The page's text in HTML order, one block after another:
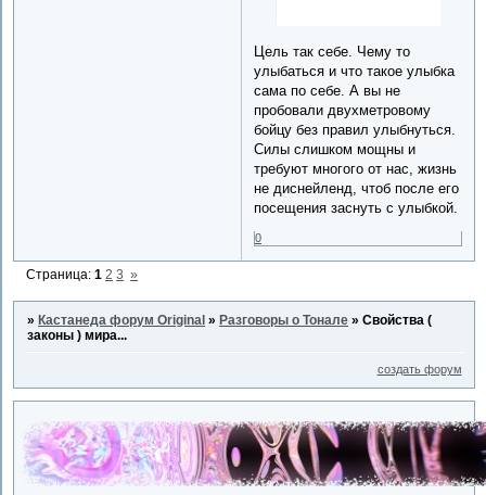
Цель так себе. Чему то
улыбаться и что такое улыбка
сама по себе. А вы не
пробовали двухметровому
бойцу без правил улыбнуться.
Силы слишком мощны и
требуют многого от нас, жизнь
не диснейленд, чтоб после его
посещения заснуть с улыбкой.
0
Страница:1 2 3 »
»Кастанеда форум Original »Разговоры о Тонале »Свойства (
законы ) мира...
создать форум